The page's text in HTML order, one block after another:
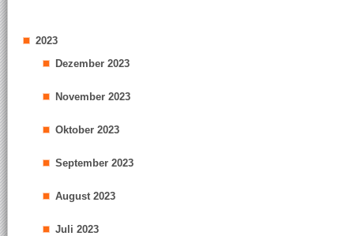
2023
Dezember 2023
November 2023
Oktober 2023
September 2023
August 2023
Juli 2023